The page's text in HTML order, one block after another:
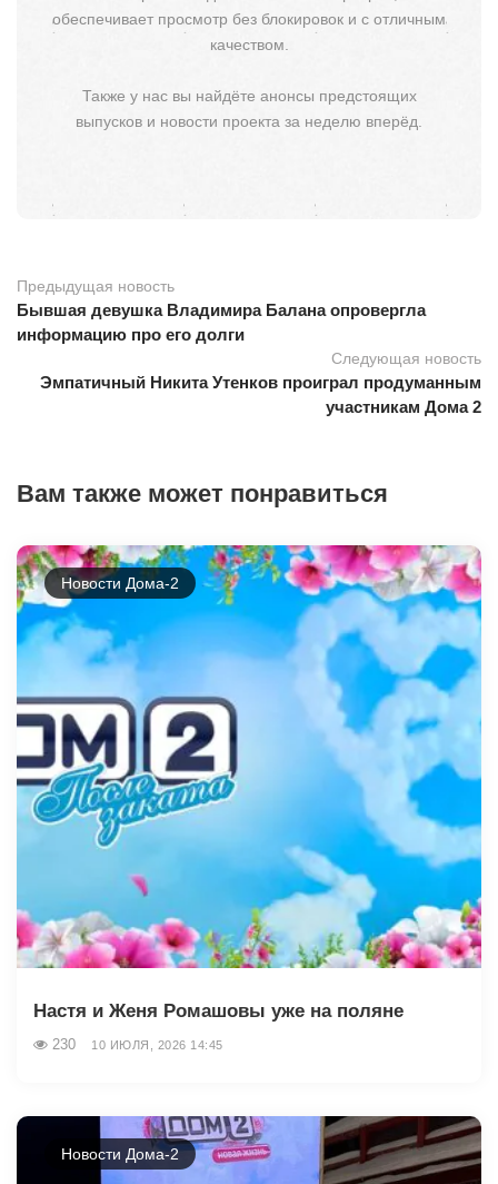
обеспечивает просмотр без блокировок и с отличным
качеством.
Также у нас вы найдёте анонсы предстоящих
выпусков и новости проекта за неделю вперёд.
Предыдущая новость
Бывшая девушка Владимира Балана опровергла
информацию про его долги
Следующая новость
Эмпатичный Никита Утенков проиграл продуманным
участникам Дома 2
Вам также может понравиться
Новости Дома-2
Настя и Женя Ромашовы уже на поляне
230 10 ИЮЛЯ, 2026 14:45
Новости Дома-2